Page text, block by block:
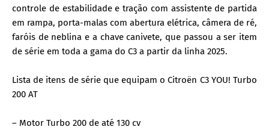
controle de estabilidade e tração com assistente de partida
em rampa, porta-malas com abertura elétrica, câmera de ré,
faróis de neblina e a chave canivete, que passou a ser item
de série em toda a gama do C3 a partir da linha 2025.
Lista de itens de série que equipam o Citroën C3 YOU! Turbo
200 AT
– Motor Turbo 200 de até 130 cv